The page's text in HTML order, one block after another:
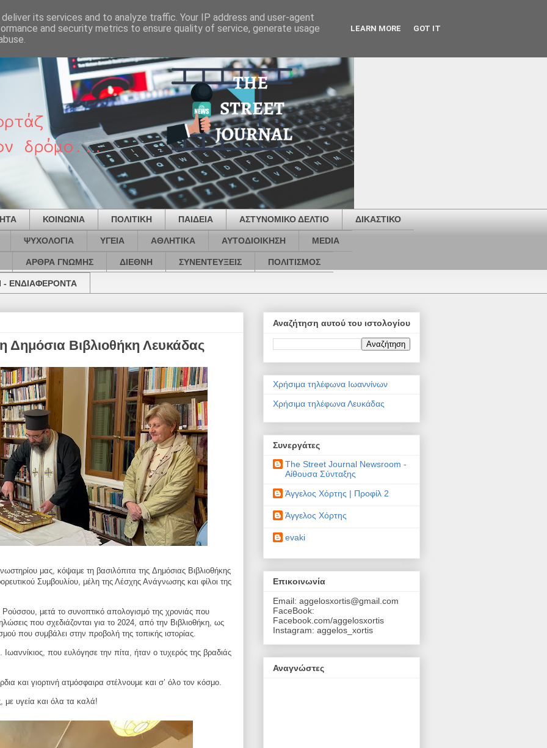
ΚΟΙΝΩΝΙΑ ΠΟΛΙΤΙΚΗ ΠΑΙΔΕΙΑ ΑΣΤΥΝΟΜΙΚΟ ΔΕΛΤΙΟ ΔΙΚΑΣΤΙΚΟ
ΨΥΧΟΛΟΓΙΑ ΥΓΕΙΑ ΑΘΛΗΤΙΚΑ ΑΥΤΟΔΙΟΙΚΗΣΗ MEDIA
ΑΡΘΡΑ ΓΝΩΜΗΣ ΔΙΕΘΝΗ ΣΥΝΕΝΤΕΥΞΕΙΣ ΠΟΛΙΤΙΣΜΟΣ
- ΕΝΔΙΑΦΕΡΟΝΤΑ
Δημόσια Βιβλιοθήκη Λευκάδας
μας, κόψαμε τη βασιλόπιτα της Δημόσιας Βιβλιοθήκης
Συμβουλίου, μέλη της Λέσχης Ανάγνωσης και φίλοι της
μετά το συνοπτικό απολογισμό της χρονιάς που
που σχεδιάζονται για το 2024, από την Βιβλιοθήκη, ως
που συμβάλει στην προβολή της τοπικής ιστορίας.
Ιωαννίκιος, που ευλόγησε την πίτα, ήταν ο τυχερός της βραδιάς
και γιορτινή ατμόσφαιρα στέλνουμε και σ’ όλο τον κόσμο.
με υγεία και όλα τα καλά!
Αναζήτηση αυτού του ιστολογίου
Χρήσιμα τηλέφωνα Ιωαννίνων
Χρήσιμα τηλέφωνα Λευκάδας
Συνεργάτες
The Street Journal Newsroom -
Αίθουσα Σύνταξης
Άγγελος Χόρτης | Προφίλ 2
Άγγελος Χόρτης
evaki
Επικοινωνία
Email: aggelosxortis@gmail.com
FaceBook:
Facebook.com/aggelosxortis
Instagram: aggelos_xortis
Αναγνώστες
its services and to analyze traffic. Your IP address and user-agent
and security metrics to ensure quality of service, generate usage
LEARN MORE GOT IT